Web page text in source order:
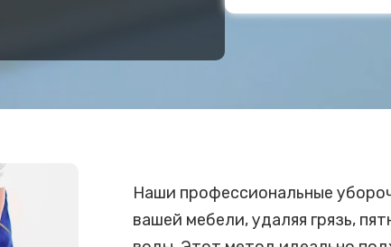
Наши профессиональные
вашей мебели, удаляя грязь,